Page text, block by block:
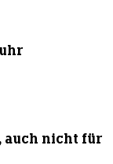
auch nicht für